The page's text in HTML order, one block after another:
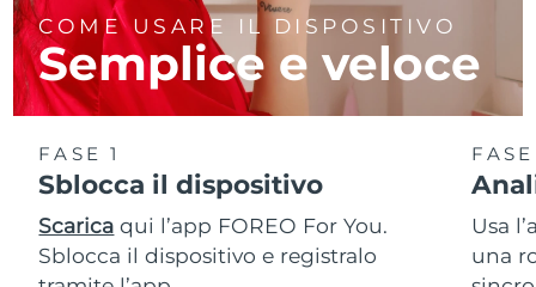
COME USARE IL DISPOSITIVO
Semplice e veloce
FASE 1
Sblocca il dispositivo
Scarica qui l’app FOREO For You.
Sblocca il dispositivo e registralo
Usa
una